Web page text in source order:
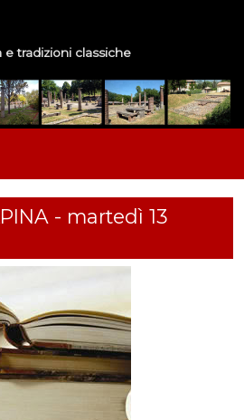
e tradizioni classiche
- martedì 13